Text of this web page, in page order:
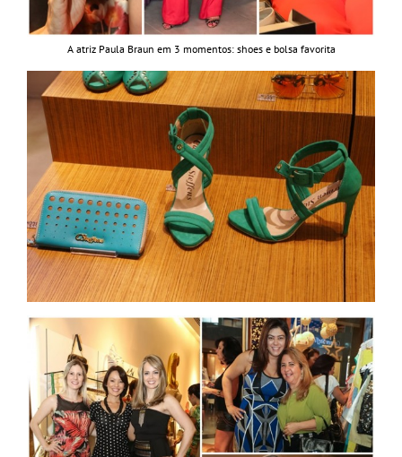
A atriz Paula Braun em 3 momentos: shoes e bolsa favorita